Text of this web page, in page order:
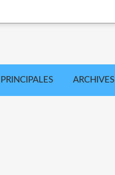
ARCHIVES